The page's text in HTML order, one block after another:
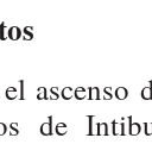
ascenso
de